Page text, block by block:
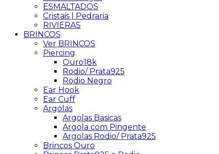
ESMALTADOS
Cristais | Pedraria
RIVIERAS
BRINCOS
Ver BRINCOS
Piercing
Ouro18k
Rodio/ Prata925
Rodio Negro
Ear Hook
Ear Cuff
Argolas
Argolas Basicas
Argola com Pingente
Argolas Rodio/ Prata925
Brincos Ouro